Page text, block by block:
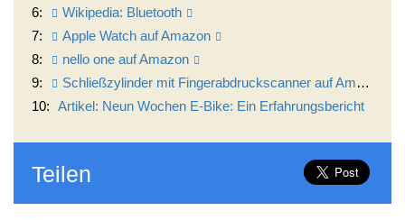
6:
Wikipedia: Bluetooth
7:
Apple Watch auf Amazon
8:
nello one auf Amazon
9:
Schließzylinder mit Fingerabdruckscanner auf Amazon
10: Artikel: Neun Wochen E-Bike: Ein Erfahrungsbericht
Teilen